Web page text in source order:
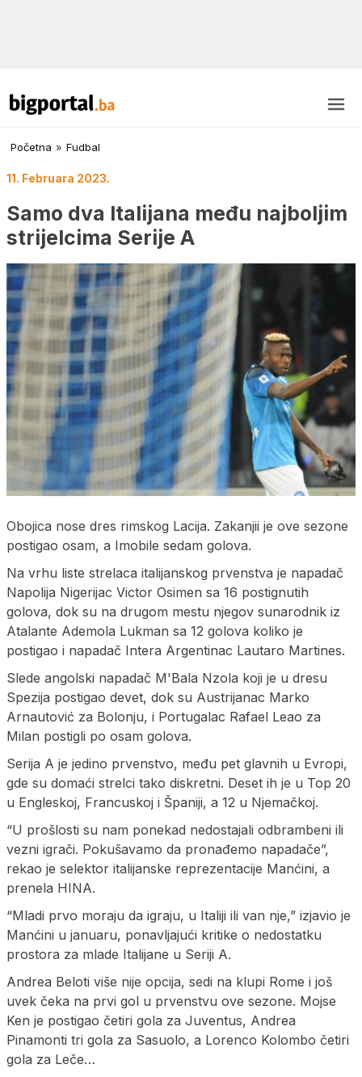
Početna » Fudbal
11. Februara 2023.
Samo dva Italijana među najboljim
strijelcima Serije A
Obojica nose dres rimskog Lacija. Zakanjii je ove sezone
postigao osam, a Imobile sedam golova.
Na vrhu liste strelaca italijanskog prvenstva je napadač
Napolija Nigerijac Victor Osimen sa 16 postignutih
golova, dok su na drugom mestu njegov sunarodnik iz
Atalante Ademola Lukman sa 12 golova koliko je
postigao i napadač Intera Argentinac Lautaro Martines.
Slede angolski napadač M'Bala Nzola koji je u dresu
Spezija postigao devet, dok su Austrijanac Marko
Arnautović za Bolonju, i Portugalac Rafael Leao za
Milan postigli po osam golova.
Serija A je jedino prvenstvo, među pet glavnih u Evropi,
gde su domaći strelci tako diskretni. Deset ih je u Top 20
u Engleskoj, Francuskoj i Španiji, a 12 u Njemačkoj.
“U prošlosti su nam ponekad nedostajali odbrambeni ili
vezni igrači. Pokušavamo da pronađemo napadače”,
rekao je selektor italijanske reprezentacije Manćini, a
prenela HINA.
“Mladi prvo moraju da igraju, u Italiji ili van nje,” izjavio je
Manćini u januaru, ponavljajući kritike o nedostatku
prostora za mlade Italijane u Seriji A.
Andrea Beloti više nije opcija, sedi na klupi Rome i još
uvek čeka na prvi gol u prvenstvu ove sezone. Mojse
Ken je postigao četiri gola za Juventus, Andrea
Pinamonti tri gola za Sasuolo, a Lorenco Kolombo četiri
gola za Leče…